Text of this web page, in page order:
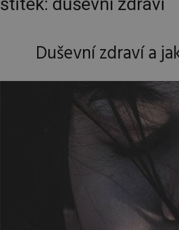
Duševní zdraví a